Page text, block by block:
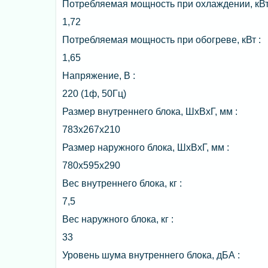
Потребляемая мощность при охлаждении,
1,72
Потребляемая мощность при обогреве, кВт :
1,65
Напряжение, В :
220 (1ф, 50Гц)
Размер внутреннего блока, ШxВxГ, мм :
783x267x210
Размер наружного блока, ШxВxГ, мм :
780х595х290
Вес внутреннего блока, кг :
7,5
Вес наружного блока, кг :
33
Уровень шума внутреннего блока, дБА :